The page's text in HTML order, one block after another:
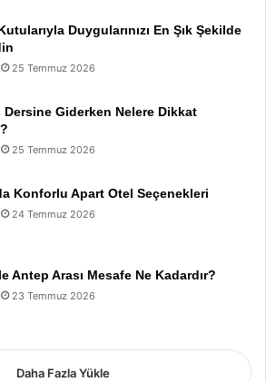
Duygularınızı En Şık Şekilde
25 Temmuz 2026
Dersine Giderken Nelere Dikkat
25 Temmuz 2026
Konforlu Apart Otel Seçenekleri
24 Temmuz 2026
Antep Arası Mesafe Ne Kadardır?
23 Temmuz 2026
Daha Fazla Yükle